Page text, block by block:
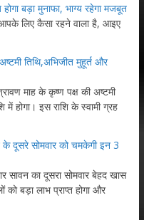
बड़ा मुनाफा, भाग्य रहेगा मजबूत
लिए कैसा रहने वाला है, आइए
तिथि,अभिजीत मुहूर्त और
माह के कृष्ण पक्ष की अष्टमी
होगा। इस राशि के स्वामी ग्रह
सोमवार को चमकेगी इन 3
का दूसरा सोमवार बेहद खास
को बड़ा लाभ प्राप्त होगा और